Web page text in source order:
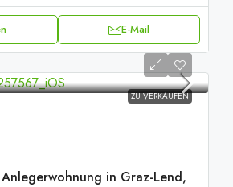
E-Mail
ZU VERKAUFEN
in Graz-Lend,